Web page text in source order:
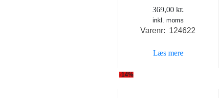
369,00 kr.
inkl. moms
Varenr: 124622
Læs mere
-14%